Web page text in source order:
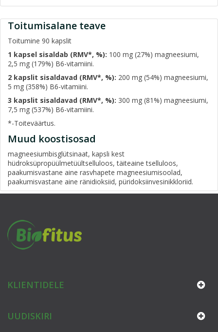
Toitumisalane teave
Toitumine 90 kapslit
1 kapsel sisaldab (RMV*, %): 100 mg (27%) magneesiumi,
2,5 mg (179%) B6-vitamiini.
2 kapslit sisaldavad (RMV*, %): 200 mg (54%) magneesiumi,
5 mg (358%) B6-vitamiini.
3 kapslit sisaldavad (RMV*, %): 300 mg (81%) magneesiumi,
7,5 mg (537%) B6-vitamiini.
*-Toiteväärtus.
Muud koostisosad
magneesiumbisglütsinaat, kapsli kest
hüdroksüpropüülmetüültselluloos, täiteaine tselluloos,
paakumisvastane aine rasvhapete magneesiumisoolad,
paakumisvastane aine ränidioksiid, püridoksiinvesinikkloriid.
KLIENTIDELE
UUDISKIRI